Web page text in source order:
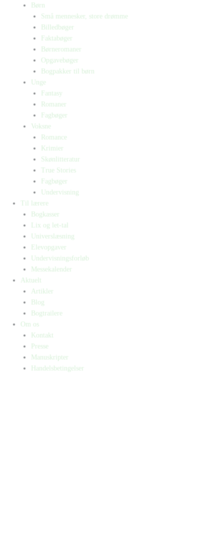
Børn
Små mennesker, store drømme
Billedbøger
Faktabøger
Børneromaner
Opgavebøger
Bogpakker til børn
Unge
Fantasy
Romaner
Fagbøger
Voksne
Romance
Krimier
Skønlitteratur
True Stories
Fagbøger
Undervisning
Til lærere
Bogkasser
Lix og let-tal
Universlæsning
Elevopgaver
Undervisningsforløb
Messekalender
Aktuelt
Artikler
Blog
Bogtrailere
Om os
Kontakt
Presse
Manuskripter
Handelsbetingelser